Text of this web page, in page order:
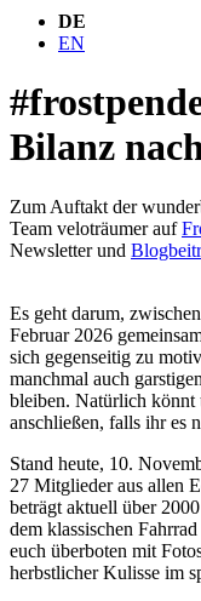
DE
EN
Bilanz
Zum Auftakt der
Team veloträumer auf
Newsletter und
Es geht darum,
Februar 2026
sich gegenseitig zu
manchmal auch
bleiben. Natürlich könnt
anschließen, falls ihr es
Stand heute, 10.
27 Mitglieder aus allen
beträgt aktuell über
dem klassischen
euch überboten mit
herbstlicher Kulisse im